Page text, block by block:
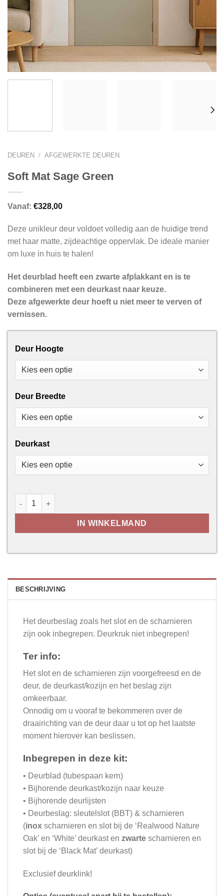
DEUREN / AFGEWERKTE DEUREN
Soft Mat Sage Green
Vanaf: €328,00
Deze unikleur deur voldoet volledig aan de huidige trend
met haar matte, zijdeachtige oppervlak. De ideale manier
om luxe in huis te halen!
Het deurblad heeft een zwarte afplakkant en is te
combineren met een deurkast naar keuze.
Deze afgewerkte deur hoeft u niet meer te verven of
vernissen.
Deur Hoogte
Deur Breedte
Deurkast
Soft Mat Sage Green aantal
IN WINKELMAND
BESCHRIJVING
Het deurbeslag zoals het slot en de scharnieren
zijn ook inbegrepen. Deurkruk niet inbegrepen!
Ter info:
Het slot en de scharnieren zijn voorgefreesd en de
deur, de deurkast/kozijn en het beslag zijn
omkeerbaar.
Onnodig om u vooraf te bekommeren over de
draairichting van de deur daar u tot op het laatste
moment hierover kan beslissen.
Inbegrepen in deze kit:
• Deurblad (tubespaan kern)
• Bijhorende deurkast/kozijn naar keuze
• Bijhorende deurlijsten
• Deurbeslag: sleutelslot (BBT) & scharnieren
(inox scharnieren en slot bij de ‘Realwood Nature
Oak’ en ‘White’ deurkast en zwarte scharnieren en
slot bij de ‘Black Mat’ deurkast)
Exclusief deurklink!